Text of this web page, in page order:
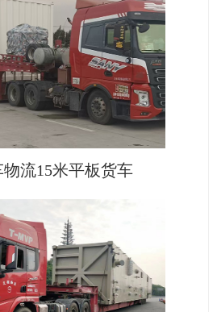
流15米平板货车